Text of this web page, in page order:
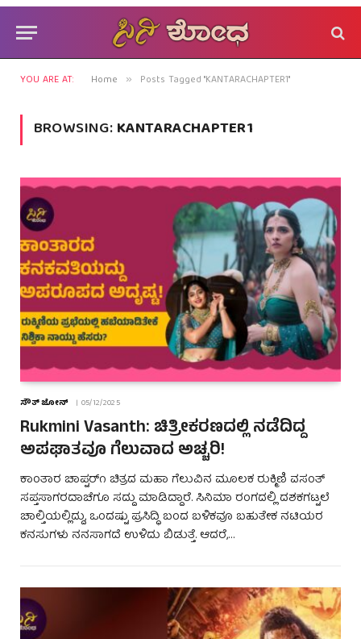
YOU ARE AT: Home » Posts Tagged "KANTARACHAPTER1"
BROWSING:KANTARACHAPTER1
ಸೌತ್ ಜೋನ್ 05/12/2025
Rukmini Vasanth: ಚಿತ್ರೀಕರಣದಲ್ಲಿ ನಡೆದಿದ್ದ
ಅಪಘಾತವೂ ಗೆಲುವಾದ ಅಚ್ಚರಿ!
ಕಾಂತಾರ ಚಾಪ್ಟರ್೧ ಚಿತ್ರದ ಮಹಾ ಗೆಲುವಿನ ಮೂಲಕ ರುಕ್ಮಿಣಿ ವಸಂತ್
ಸಪ್ತಸಾಗರದಾಚೆಗೂ ಸದ್ದು ಮಾಡಿದ್ದಾರೆ. ಸಿನಿಮಾ ರಂಗದಲ್ಲಿ ದಶಕಗಟ್ಟಲೆ
ಚಾಲ್ತಿಯಲ್ಲಿದ್ದು, ಒಂದಷ್ಟು ಪ್ರಸಿದ್ಧಿ ಬಂದ ಬಳಿಕವೂ ಬಹುತೇಕ ನಟಿಯರ
ಕನಸುಗಳು ನನಸಾಗದೆ ಉಳಿದು ಬಿಡುತ್ತೆ. ಆದರೆ,…